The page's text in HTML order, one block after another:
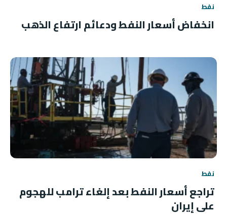
نفط
انخفاض أسعار النفط ودعائم ارتفاع الذهب
نفط
تراجع أسعار النفط بعد إلغاء ترامب للهجوم
على إيران